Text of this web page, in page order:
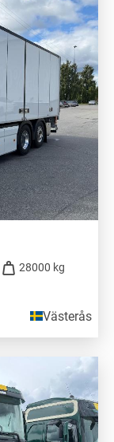
28000 kg
Västerås